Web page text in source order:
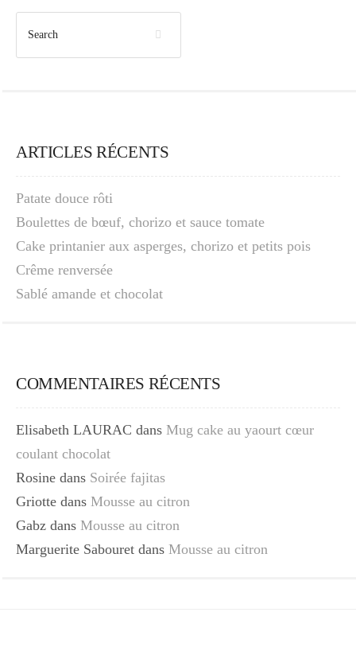
ARTICLES RÉCENTS
Patate douce rôti
Boulettes de bœuf, chorizo et sauce tomate
Cake printanier aux asperges, chorizo et petits pois
Crême renversée
Sablé amande et chocolat
COMMENTAIRES RÉCENTS
Elisabeth LAURAC dans Mug cake au yaourt cœur
coulant chocolat
Rosine dans Soirée fajitas
Griotte dans Mousse au citron
Gabz dans Mousse au citron
Marguerite Sabouret dans Mousse au citron